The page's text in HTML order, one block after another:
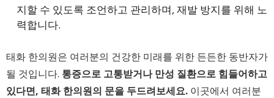
지할 수 있도록 조언하고 관리하며, 재발 방지를 위해 노
력합니다.
태화 한의원은 여러분의 건강한 미래를 위한 든든한 동반자가
될 것입니다. 통증으로 고통받거나 만성 질환으로 힘들어하고
있다면, 태화 한의원의 문을 두드려보세요. 이곳에서 여러분